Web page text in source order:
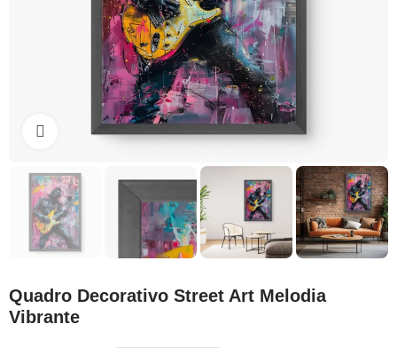
Clique para ampliar
Quadro Decorativo Street Art Melodia
Vibrante